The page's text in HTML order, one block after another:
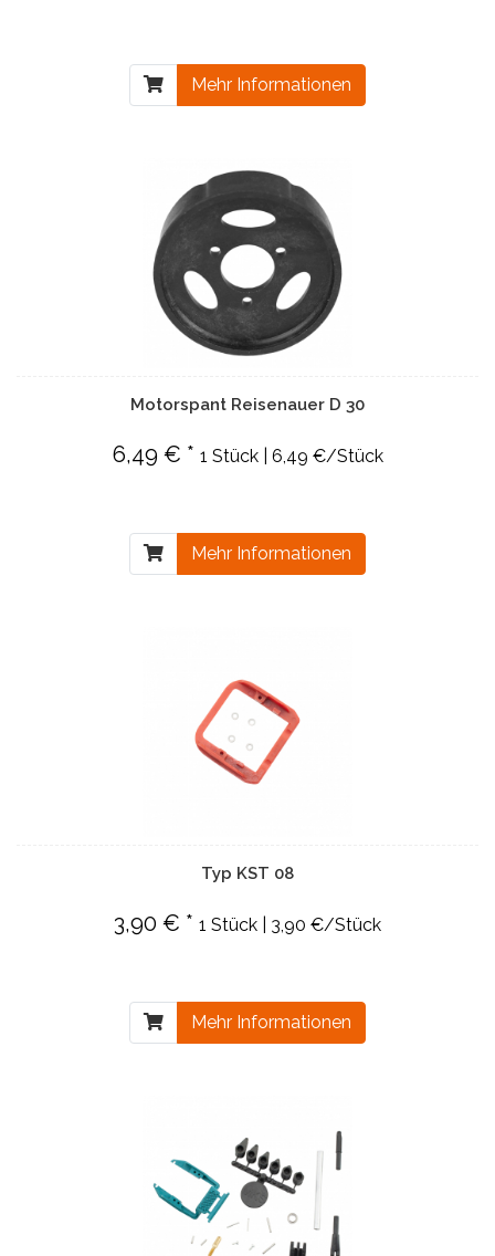
Mehr Informationen
Motorspant Reisenauer D 30
6,49 € * 1 Stück | 6,49 €/Stück
Mehr Informationen
Typ KST 08
3,90 € * 1 Stück | 3,90 €/Stück
Mehr Informationen